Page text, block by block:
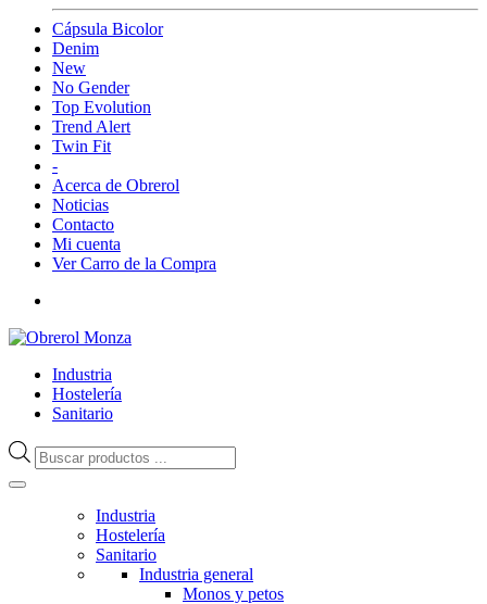
Cápsula Bicolor
Denim
New
No Gender
Top Evolution
Trend Alert
Twin Fit
-
Acerca de Obrerol
Noticias
Contacto
Mi cuenta
Ver Carro de la Compra
Industria
Hostelería
Sanitario
Búsqueda
de
Industria
Hostelería
Sanitario
Industria general
Monos y petos